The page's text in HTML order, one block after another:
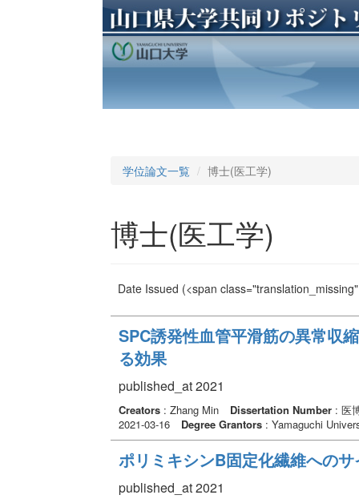
学位論文一覧 博士(医工学)
博士(医工学)
Date Issued (<span
SPC誘発性血管平滑筋の異常収
る効果
published_at 2021
Creators: Zhang Min Dissertation Number: 医
2021-03-16
Degree Grantors: Yamaguchi
ポリミキシンB固定化繊維への
published_at 2021